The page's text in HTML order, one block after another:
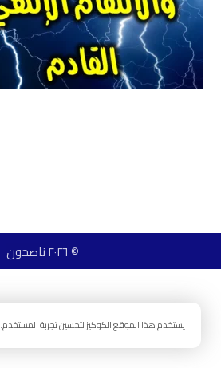
© ٢٠٢٦ ناصحون
يستخدم هذا الموقع الكوكيز لتحسين تجربة المستخدم.